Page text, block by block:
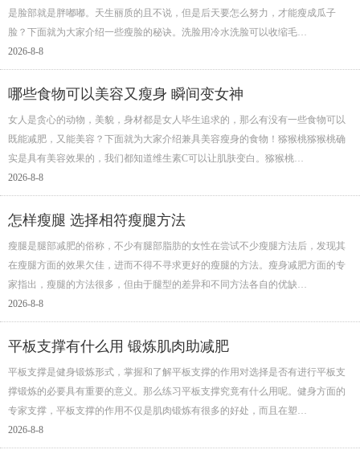
是脸部就是胖嘟嘟。天生丽质的且不说，但是后天要怎么努力，才能瘦成瓜子
脸？下面就为大家介绍一些瘦脸的秘诀。洗脸用冷水洗脸可以收缩毛…
2026-8-8
哪些食物可以美容又瘦身 瞬间变女神
女人是贪心的动物，美貌，身材都是女人毕生追求的，那么有没有一些食物可以
既能减肥，又能美容？下面就为大家介绍兼具美容瘦身的食物！猕猴桃猕猴桃确
实是具有美容效果的，我们都知道维生素C可以让肌肤变白。猕猴桃…
2026-8-8
怎样瘦腿 选择相符瘦腿方法
瘦腿是腿部减肥的俗称，不少有腿部脂肪的女性在尝试不少瘦腿方法后，发现其
在瘦腿方面的效果欠佳，进而不得不寻求更好的瘦腿的方法。瘦身减肥方面的专
家指出，瘦腿的方法很多，但由于腿型的差异和不同方法各自的优缺…
2026-8-8
平板支撑有什么用 锻炼肌肉助减肥
平板支撑是健身锻炼形式，掌握和了解平板支撑的作用对选择是否有进行平板支
撑锻炼的必要具有重要的意义。那么练习平板支撑究竟有什么用呢。健身方面的
专家支撑，平板支撑的作用不仅是肌肉锻炼有很多的好处，而且在塑…
2026-8-8